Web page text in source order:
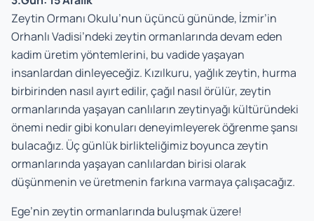
Zeytin Ormanı Okulu’nun üçüncü gününde, İzmir’in
Orhanlı Vadisi’ndeki zeytin ormanlarında devam eden
kadim üretim yöntemlerini, bu vadide yaşayan
insanlardan dinleyeceğiz. Kızılkuru, yağlık zeytin, hurma
birbirinden nasıl ayırt edilir, çağıl nasıl örülür, zeytin
ormanlarında yaşayan canlıların zeytinyağı kültüründeki
önemi nedir gibi konuları deneyimleyerek öğrenme şansı
bulacağız. Üç günlük birlikteliğimiz boyunca zeytin
ormanlarında yaşayan canlılardan birisi olarak
düşünmenin ve üretmenin farkına varmaya çalışacağız.
Ege’nin zeytin ormanlarında buluşmak üzere!